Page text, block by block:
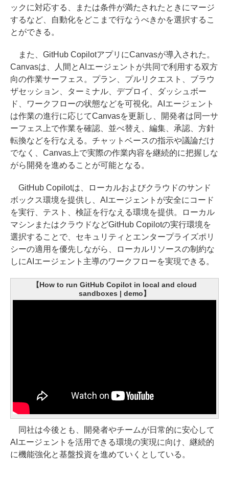
ックに対応する、または条件が満たされたときにマージ
するなど、自動化をどこまで行なうべきかを選択するこ
とができる。
また、GitHub CopilotアプリにCanvasが導入された。
Canvasは、人間とAIエージェントが共同で利用する双方
向の作業サーフェス。プラン、プルリクエスト、ブラウ
ザセッション、ターミナル、デプロイ、ダッシュボー
ド、ワークフローの状態などを可視化。AIエージェント
は作業の進行に応じてCanvasを更新し、開発者は同一サ
ーフェス上で作業を確認、並べ替え、編集、承認、方針
転換などを行なえる。チャットベースの指示や議論だけ
でなく、Canvas上で実際の作業内容を継続的に把握しな
がら開発を進めることが可能となる。
GitHub Copilotは、ローカルおよびクラウドのサンド
ボックス環境を提供し、AIエージェントが安全にコード
を実行、テスト、検証を行なえる環境を提供。ローカル
マシンまたはクラウドなどGitHub Copilotの実行環境を
選択することで、セキュリティとエンタープライズポリ
シーの適用を優先しながら、ローカルリソースの制約な
しにAIエージェント主導のワークフローを実現できる。
【How to run GitHub Copilot in local and cloud
sandboxes | demo】
同社は今後とも、開発者やチームが日常的に安心して
AIエージェントを活用できる環境の実現に向け、継続的
に機能強化と基盤投資を進めていくとしている。